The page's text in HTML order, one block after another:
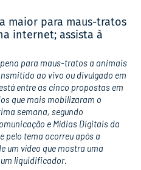
maior para maus-tratos
internet; assista à
para maus-tratos a animais
ao vivo ou divulgado em
entre as cinco propostas em
que mais mobilizaram o
semana, segundo
e Mídias Digitais da
pelo tema ocorreu após a
um vídeo que mostra uma
liquidificador.